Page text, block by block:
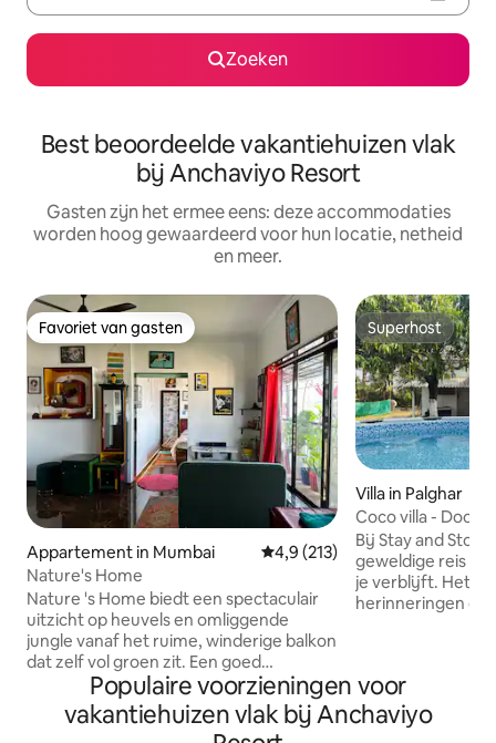
Zoeken
Best beoordeelde vakantiehuizen vlak
bij Anchaviyo Resort
Gasten zijn het ermee eens: deze accommodaties
worden hoog gewaardeerd voor hun locatie, netheid
en meer.
Favoriet van gasten
Favoriet van gasten
Appartement in Mumbai Gemiddelde beoordeling van
4,9 (213)
Nature's Home
Nature 's Home biedt een spectaculair
uitzicht op heuvels en omliggende
jungle vanaf het ruime, winderige balkon
dat zelf vol groen zit. Een goed
uitgeruste keuken, schone badkamer,
schone lakens en een kleurrijke
inrichting zorgen ervoor dat je verblijf
Superhost
Superhost
Villa in Palghar
Coco villa - Door
Bij Stay and
geweldige reis
je verblijft. Het
herinneringen
Coco Villa ligt
locatie en is
voelen, maar
Populaire voorzieningen voor
vakantiehuizen vlak bij Anchaviyo